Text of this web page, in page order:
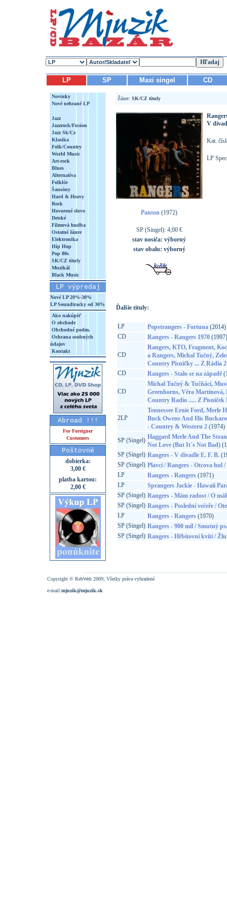
LP SP Maxi singel CD
Novinky
Nové nehrané LP
Jazz
Jazzrock/Fusion
Jazz Sk/Cz
Klasika
Folk/Country
World Music
Art-rock
Blues
Alternatíva
Folklór
Šansóny
Hard & Heavy
Rock
Hovorené slovo
Detské
Filmová hudba
Ostatné žánre
Elektronika
Hip Hop
Pop 80s
SK/CZ tituly
Muzikál
Black Music
LP výpredaj
Nové LP 20%-30%
LP Soundtracky od 30%
Ako nakúpiť
O obchode
Obchodné podm.
Ochrana osobných
údajov
Kontakt
Abroad !!!
For Foreigner
Customers
Poštovné
dobierka:
3,00 €
platba kartou:
2,00 €
Žáner: SK/CZ tituly
Panton (1972)
SP (Singel): 4,00 €
stav nosiča: výborný
stav obalu: výborný
V
Kat.
LP
Ďalšie tituly:
LP Popstrangers - Fortuna(2014)
CD
Rangers - Rangers 1970(1997)
CD
Rangers, KTO, Fragment,
a Rangers, Michal Tučný,
Country Písničky ... Z Rádia 2
CD
Rangers - Stalo se na západě
CD
Michal Tučný & Tučňáci,
Greenhorns, Věra Martinová,
Country Radio ..... Z Písniček
2LP
Tennessee Ernie Ford, Merle
Buck Owens And His
- Country & Western 2(1974)
SP (Singel) Haggard Merle And The
Not Love (But It`s Not Bad)
SP (Singel) Rangers - V divadle E. F. B.
SP (Singel) Plavci / Rangers - Otcova hul
LP
Rangers - Rangers(1971)
LP
Sprangers Jackie - Hawaii
SP (Singel) Rangers - Mám radost / O
SP (Singel) Rangers - Poslední večeře /
LP
Rangers - Rangers(1970)
SP (Singel) Rangers - 900 mil / Smutný
SP (Singel) Rangers - Hřbitovní kvítí /
Copyright © RebWeb 2009; Všetky práva vyhradené
e-mail:mjuzik@mjuzik.sk